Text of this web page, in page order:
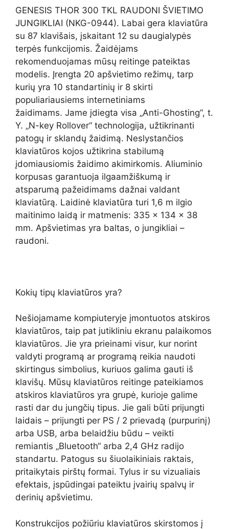
GENESIS THOR 300 TKL RAUDONI ŠVIETIMO
JUNGIKLIAI (NKG-0944). Labai gera klaviatūra
su 87 klavišais, įskaitant 12 su daugialypės
terpės funkcijomis. Žaidėjams
rekomenduojamas mūsų reitinge pateiktas
modelis. Įrengta 20 apšvietimo režimų, tarp
kurių yra 10 standartinių ir 8 skirti
populiariausiems internetiniams
žaidimams. Jame įdiegta visa „Anti-Ghosting“, t.
Y. „N-key Rollover“ technologija, užtikrinanti
patogų ir sklandų žaidimą. Neslystančios
klaviatūros kojos užtikrina stabilumą
įdomiausiomis žaidimo akimirkomis. Aliuminio
korpusas garantuoja ilgaamžiškumą ir
atsparumą pažeidimams dažnai valdant
klaviatūrą. Laidinė klaviatūra turi 1,6 m ilgio
maitinimo laidą ir matmenis: 335 x 134 x 38
mm. Apšvietimas yra baltas, o jungikliai –
raudoni.
Kokių tipų klaviatūros yra?
Nešiojamame kompiuteryje įmontuotos atskiros
klaviatūros, taip pat jutikliniu ekranu palaikomos
klaviatūros. Jie yra prieinami visur, kur norint
valdyti programą ar programą reikia naudoti
skirtingus simbolius, kuriuos galima gauti iš
klavišų. Mūsų klaviatūros reitinge pateikiamos
atskiros klaviatūros yra grupė, kurioje galime
rasti dar du jungčių tipus. Jie gali būti prijungti
laidais – prijungti per PS / 2 prievadą (purpurinį)
arba USB, arba belaidžiu būdu – veikti
remiantis „Bluetooth“ arba 2,4 GHz radijo
standartu. Patogus su šiuolaikiniais raktais,
pritaikytais pirštų formai. Tylus ir su vizualiais
efektais, įspūdingai pateiktu įvairių spalvų ir
derinių apšvietimu.
Konstrukcijos požiūriu klaviatūros skirstomos į